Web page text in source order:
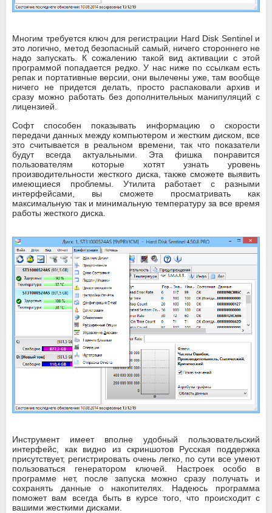
Многим требуется ключ для регистрации Hard Disk Sentinel и
это логично, метод безопасный самый, ничего стороннего не
надо запускать. К сожалению такой вид активации с этой
программой попадается редко. У нас ниже по ссылкам есть
репак и портативные версии, они вылечены уже, там вообще
ничего не придется делать, просто распаковали архив и
сразу можно работать без дополнительных манипуляций с
лицензией.
Софт способен показывать информацию о скорости
передачи данных между компьютером и жестким диском, все
это считывается в реальном времени, так что показатели
будут всегда актуальными. Эта фишка понравится
пользователям которые хотят узнать уровень
производительности жесткого диска, также сможете выявить
имеющиеся проблемы. Утилита работает с разными
интерфейсами, вы сможете просматривать как
максимальную так и минимальную температуру за все время
работы жесткого диска.
Инструмент имеет вполне удобный пользовательский
интерфейс, как видно из скриншотов Русская поддержка
присутствует, регистрировать очень легко, по сути все умеют
пользоваться генератором ключей. Настроек особо в
программе нет, после запуска можно сразу получать и
сохранять данные о накопителях. Надеюсь программа
поможет вам всегда быть в курсе того, что происходит с
вашими жесткими дисками.